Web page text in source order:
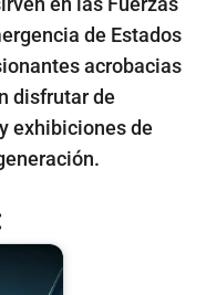
de Estados
acrobacias
disfrutar de
exhibiciones de